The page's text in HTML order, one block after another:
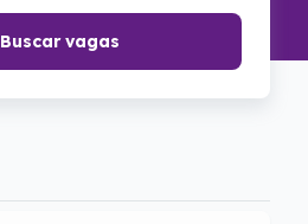
Buscar vagas